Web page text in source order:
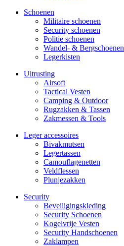
Schoenen
Militaire schoe­nen
Security schoenen
Politie schoenen
Wandel- & Berg­­schoenen
Legerkisten
Uitrusting
Airsoft
Tactical Ves­ten
Camping & Outdoor
Rugzakken & Tassen
Zakmessen & Tools
Leger accessoires
Bivakmutsen
Legertassen
Camouflage­­netten
Veldflessen
Plunjezakken
Security
Beveiligings­­kleding
Security Schoenen
Kogelvrije Vesten
Security Hand­­schoenen
Zaklampen